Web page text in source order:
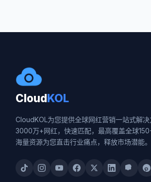
CloudKOL
CloudKOL为您提供全球网红营销一站式解决
3000万+网红，快速匹配，最高覆盖全球
海量资源为您直击行业痛点，释放市场潜能。